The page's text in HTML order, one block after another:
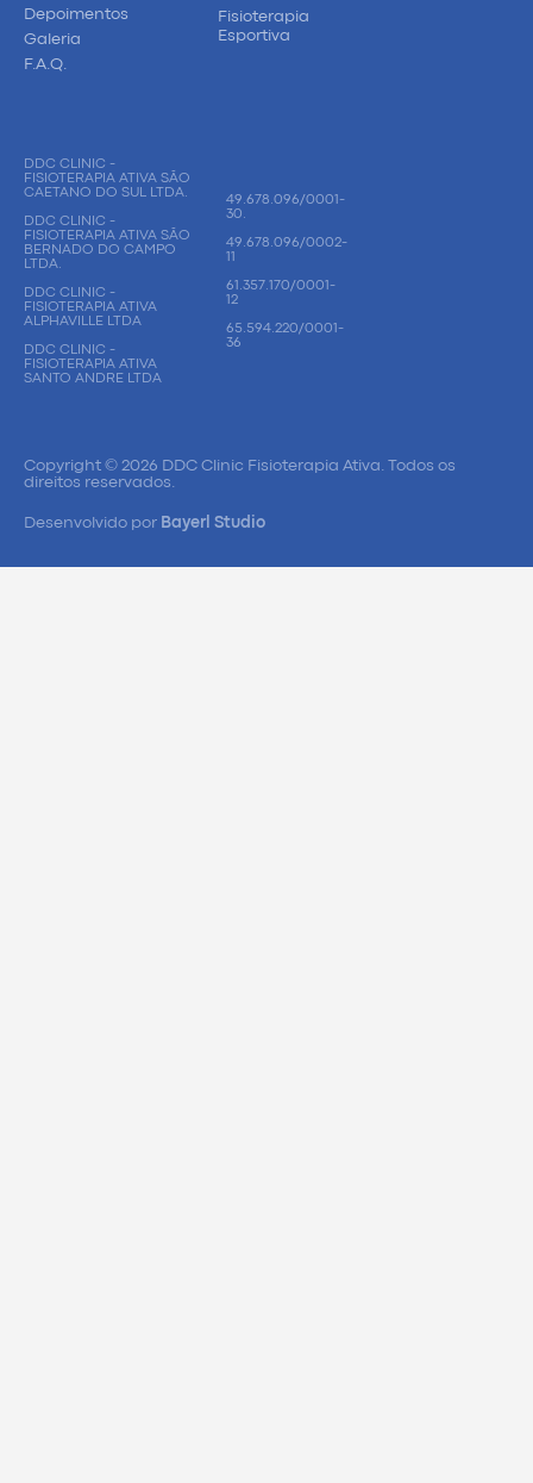
Depoimentos
Galeria
F.A.Q.
Fisioterapia
Esportiva
DDC CLINIC -
FISIOTERAPIA ATIVA SÃO
CAETANO DO SUL LTDA.
DDC CLINIC -
FISIOTERAPIA ATIVA SÃO
BERNADO DO CAMPO
LTDA.
DDC CLINIC -
FISIOTERAPIA ATIVA
ALPHAVILLE LTDA
DDC CLINIC -
FISIOTERAPIA ATIVA
SANTO ANDRE LTDA
49.678.096/0001-
30.
49.678.096/0002-
11
61.357.170/0001-
12
65.594.220/0001-
36
Copyright © 2026 DDC Clinic Fisioterapia Ativa. Todos os
direitos reservados.
Desenvolvido por Bayerl Studio